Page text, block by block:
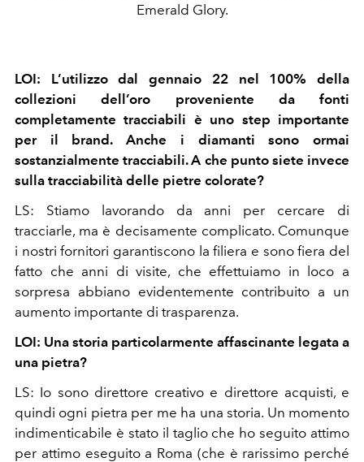
Emerald Glory.
LOI: L’utilizzo dal gennaio 22 nel 100% della
collezioni dell’oro proveniente da fonti
completamente tracciabili è uno step importante
per il brand. Anche i diamanti sono ormai
sostanzialmente tracciabili. A che punto siete invece
sulla tracciabilità delle pietre colorate?
LS: Stiamo lavorando da anni per cercare di
tracciarle, ma è decisamente complicato. Comunque
i nostri fornitori garantiscono la filiera e sono fiera del
fatto che anni di visite, che effettuiamo in loco a
sorpresa abbiano evidentemente contribuito a un
aumento importante di trasparenza.
LOI: Una storia particolarmente affascinante legata a
una pietra?
LS: Io sono direttore creativo e direttore acquisti, e
quindi ogni pietra per me ha una storia. Un momento
indimenticabile è stato il taglio che ho seguito attimo
per attimo eseguito a Roma (che è rarissimo perché